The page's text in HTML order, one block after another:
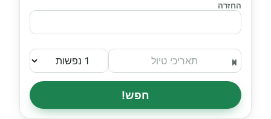
החזרה
חפש!